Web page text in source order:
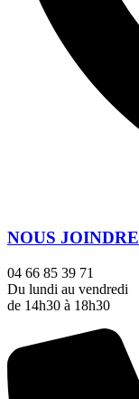
NOUS JOINDRE
04 66 85 39 71
Du lundi au vendredi
de 14h30 à 18h30